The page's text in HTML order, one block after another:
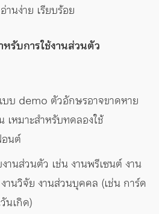
นง่าย เรียบร้อย
รับการใช้งานส่วนตัว
บ demo ตัวอักษรอาจขาดหาย
เหมาะสำหรับทดลองใช้
อนต์
านส่วนตัว เช่น งานพรีเซนต์ งาน
นวิจัย งานส่วนบุคคล (เช่น การ์ด
นเกิด)